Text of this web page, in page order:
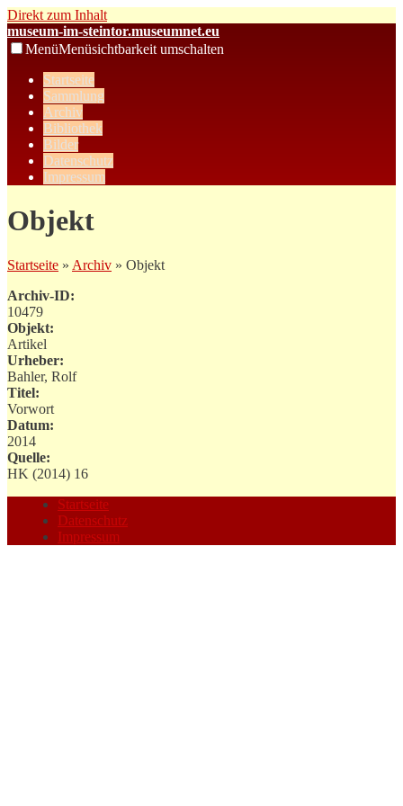
Direkt zum Inhalt
museum-im-steintor.museumnet.eu
MenüMenüsichtbarkeit umschalten
Startseite
Sammlung
Archiv
Bibliothek
Bilder
Datenschutz
Impressum
Objekt
Startseite » Archiv » Objekt
Archiv-ID:
10479
Objekt:
Artikel
Urheber:
Bahler, Rolf
Titel:
Vorwort
Datum:
2014
Quelle:
HK (2014) 16
Startseite
Datenschutz
Impressum